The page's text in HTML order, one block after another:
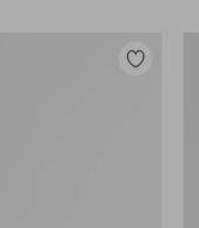
Lisää